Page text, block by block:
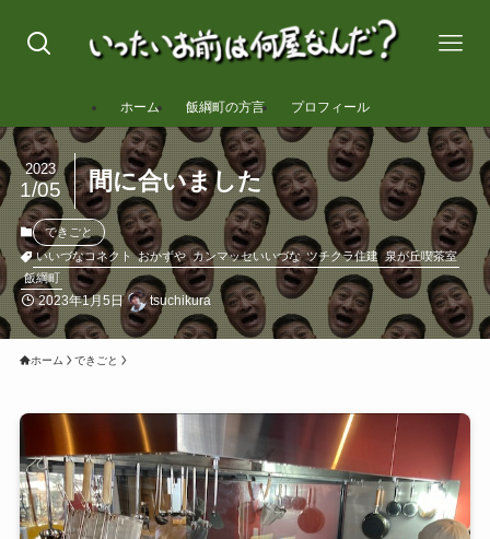
ホーム 飯綱町の方言 プロフィール
間に合いました
2023
1/05
できごと
いいづなコネクト おかずや カンマッセいいづな ツチクラ住建 泉が丘喫茶室
飯綱町
2023年1月5日 tsuchikura
ホーム できごと